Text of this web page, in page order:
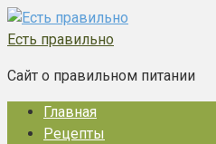
Перейти
к
Есть правильно
Сайт о правильном питании
Главная
Рецепты